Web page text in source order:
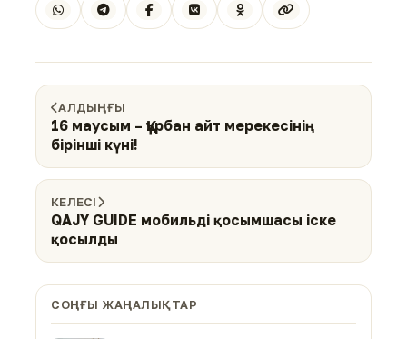
АЛДЫҢҒЫ
16 маусым – Құрбан айт мерекесінің
бірінші күні!
КЕЛЕСІ
QAJY GUIDE мобильді қосымшасы іске
қосылды
СОҢҒЫ ЖАҢАЛЫҚТАР